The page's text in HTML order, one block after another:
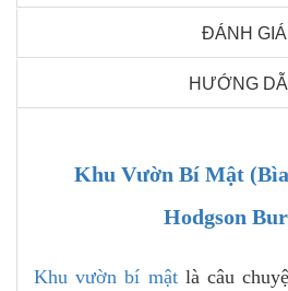
ĐÁNH GIÁ
HƯỚNG
Khu Vườn Bí Mật
Hodgson
Khu vườn bí mậtlà câu